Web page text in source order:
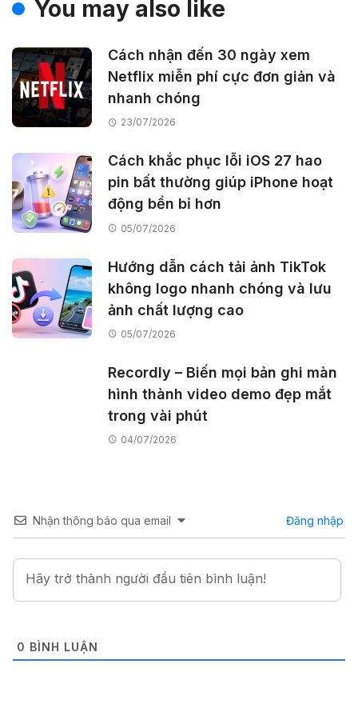
You may also like
Cách nhận đến 30 ngày xem
Netflix miễn phí cực đơn giản và
nhanh chóng
23/07/2026
Cách khắc phục lỗi iOS 27 hao
pin bất thường giúp iPhone hoạt
động bền bỉ hơn
05/07/2026
Hướng dẫn cách tải ảnh TikTok
không logo nhanh chóng và lưu
ảnh chất lượng cao
05/07/2026
Recordly – Biến mọi bản ghi màn
hình thành video demo đẹp mắt
trong vài phút
04/07/2026
Nhận thông báo qua email Đăng nhập
0 BÌNH LUẬN